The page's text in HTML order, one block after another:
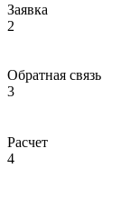
Заявка
2
Обратная связь
3
Расчет
4